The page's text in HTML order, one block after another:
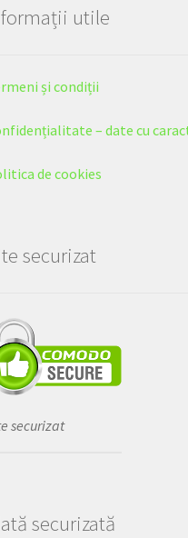
utile
și condiții
– date cu
de cookies
securizat
securizat
securizată